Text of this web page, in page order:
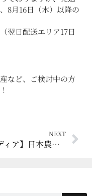
8月16日（木）以降の
翌日配送エリア17日
など、ご検討中の方
NEXT
【メディア】日本農業新聞 2022年8月25日 [醸せ シズオカウイスキー]